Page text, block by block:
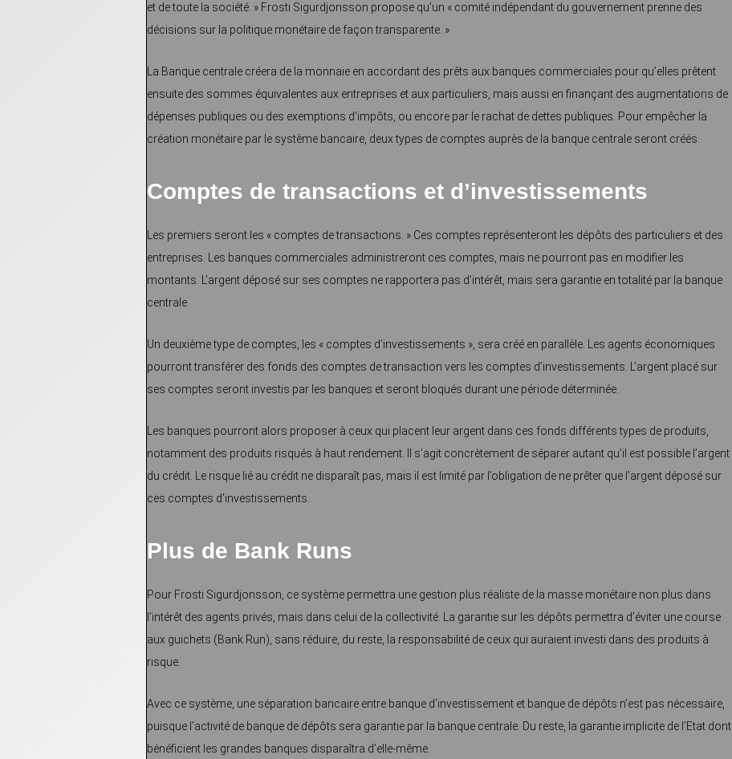
et de toute la société. » Frosti Sigurdjonsson propose qu’un « comité indépendant du gouvernement prenne des
décisions sur la politique monétaire de façon transparente. »
La Banque centrale créera de la monnaie en accordant des prêts aux banques commerciales pour qu’elles prêtent
ensuite des sommes équivalentes aux entreprises et aux particuliers, mais aussi en finançant des augmentations de
dépenses publiques ou des exemptions d’impôts, ou encore par le rachat de dettes publiques. Pour empêcher la
création monétaire par le système bancaire, deux types de comptes auprès de la banque centrale seront créés.
Comptes de transactions et d’investissements
Les premiers seront les « comptes de transactions. » Ces comptes représenteront les dépôts des particuliers et des
entreprises. Les banques commerciales administreront ces comptes, mais ne pourront pas en modifier les
montants. L’argent déposé sur ses comptes ne rapportera pas d’intérêt, mais sera garantie en totalité par la banque
centrale.
Un deuxième type de comptes, les « comptes d’investissements », sera créé en parallèle. Les agents économiques
pourront transférer des fonds des comptes de transaction vers les comptes d’investissements. L’argent placé sur
ses comptes seront investis par les banques et seront bloqués durant une période déterminée.
Les banques pourront alors proposer à ceux qui placent leur argent dans ces fonds différents types de produits,
notamment des produits risqués à haut rendement. Il s’agit concrètement de séparer autant qu’il est possible l’argent
du crédit. Le risque lié au crédit ne disparaît pas, mais il est limité par l’obligation de ne prêter que l’argent déposé sur
ces comptes d’investissements.
Plus de Bank Runs
Pour Frosti Sigurdjonsson, ce système permettra une gestion plus réaliste de la masse monétaire non plus dans
l’intérêt des agents privés, mais dans celui de la collectivité. La garantie sur les dépôts permettra d’éviter une course
aux guichets (Bank Run), sans réduire, du reste, la responsabilité de ceux qui auraient investi dans des produits à
risque.
Avec ce système, une séparation bancaire entre banque d’investissement et banque de dépôts n’est pas nécessaire,
puisque l’activité de banque de dépôts sera garantie par la banque centrale. Du reste, la garantie implicite de l’Etat dont
bénéficient les grandes banques disparaîtra d’elle-même.